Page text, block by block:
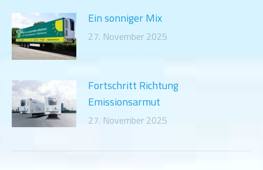
Ein sonniger Mix
27. November 2025
Fortschritt Richtung
Emissionsarmut
27. November 2025